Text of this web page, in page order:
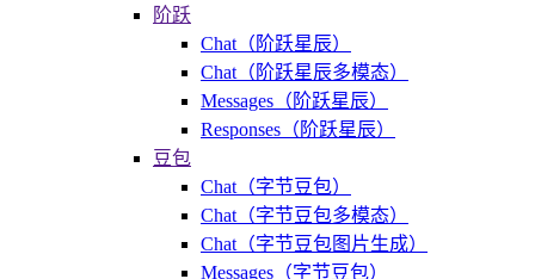
阶跃
Chat（阶跃星辰）
Chat（阶跃星辰多模态）
Messages（阶跃星辰）
Responses（阶跃星辰）
豆包
Chat（字节豆包）
Chat（字节豆包多模态）
Chat（字节豆包图片生成）
Messages（字节豆包）